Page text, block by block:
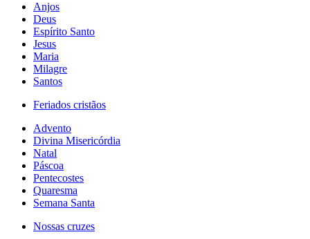
Anjos
Deus
Espírito Santo
Jesus
Maria
Milagre
Santos
Feriados cristãos
Advento
Divina Misericórdia
Natal
Páscoa
Pentecostes
Quaresma
Semana Santa
Nossas cruzes